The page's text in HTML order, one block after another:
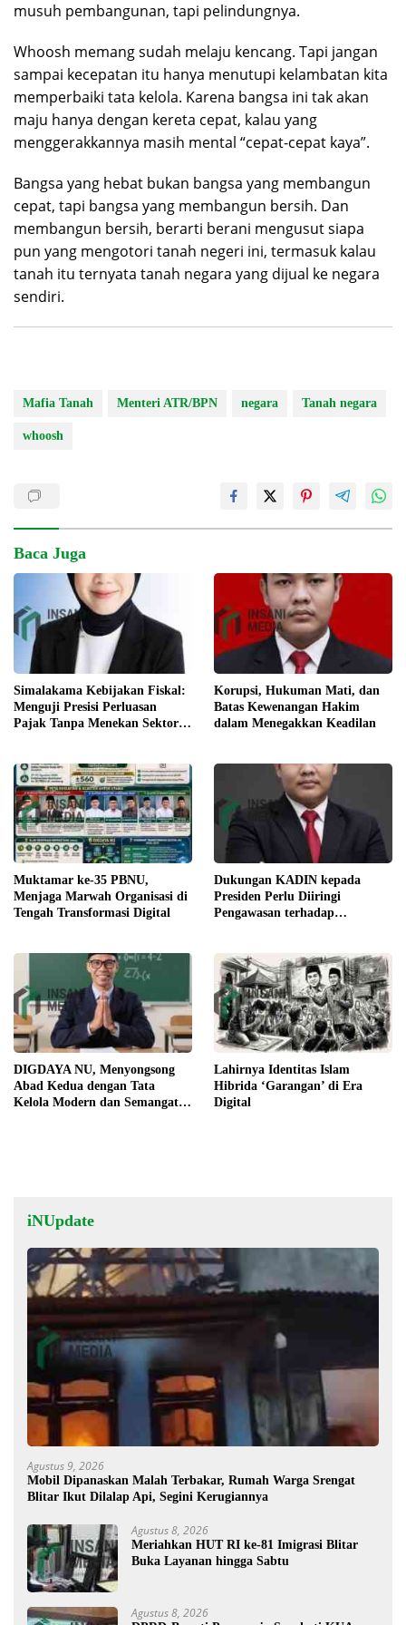
musuh pembangunan, tapi pelindungnya.
Whoosh memang sudah melaju kencang. Tapi jangan
sampai kecepatan itu hanya menutupi kelambatan kita
memperbaiki tata kelola. Karena bangsa ini tak akan
maju hanya dengan kereta cepat, kalau yang
menggerakkannya masih mental “cepat-cepat kaya”.
Bangsa yang hebat bukan bangsa yang membangun
cepat, tapi bangsa yang membangun bersih. Dan
membangun bersih, berarti berani mengusut siapa
pun yang mengotori tanah negeri ini, termasuk kalau
tanah itu ternyata tanah negara yang dijual ke negara
sendiri.
Mafia Tanah Menteri ATR/BPN negara Tanah negara
whoosh
Baca Juga
Simalakama Kebijakan Fiskal:
Menguji Presisi Perluasan
Pajak Tanpa Menekan Sektor
Korupsi, Hukuman Mati, dan
Batas Kewenangan Hakim
dalam Menegakkan Keadilan
Muktamar ke-35 PBNU,
Menjaga Marwah Organisasi di
Tengah Transformasi Digital
Dukungan KADIN kepada
Presiden Perlu Diiringi
Pengawasan terhadap
DIGDAYA NU, Menyongsong
Abad Kedua dengan Tata
Kelola Modern dan Semangat
Lahirnya Identitas Islam
Hibrida ‘Garangan’ di Era
Digital
iNUpdate
Agustus 9, 2026
Mobil Dipanaskan Malah Terbakar, Rumah Warga Srengat
Blitar Ikut Dilalap Api, Segini Kerugiannya
Agustus 8, 2026
Meriahkan HUT RI ke-81 Imigrasi Blitar
Buka Layanan hingga Sabtu
Agustus 8, 2026